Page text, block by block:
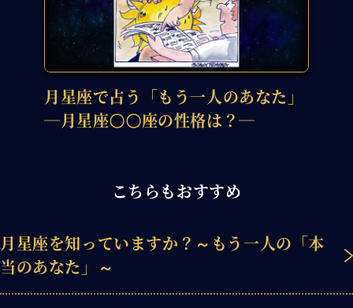
月星座で占う「もう一人のあなた」
―月星座〇〇座の性格は？―
こちらもおすすめ
月星座を知っていますか？～もう一人の「本
当のあなた」～